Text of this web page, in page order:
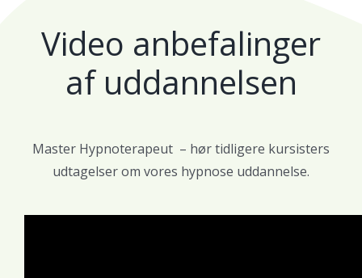
Video anbefalinger
af uddannelsen
Master Hypnoterapeut – hør tidligere kursisters
udtagelser om vores hypnose uddannelse.